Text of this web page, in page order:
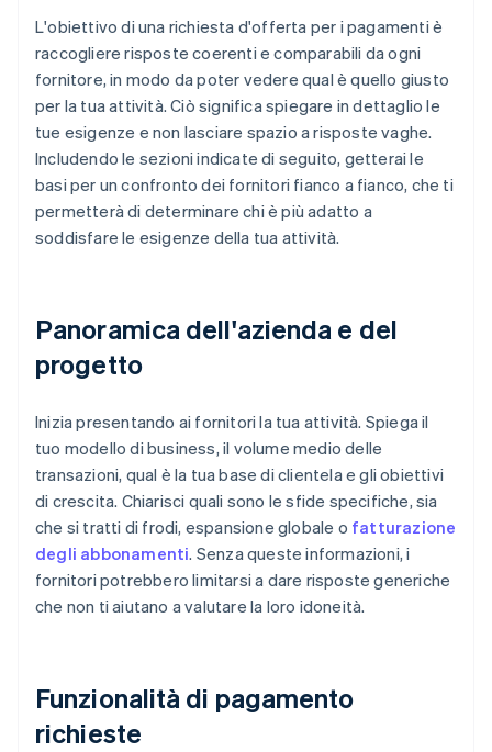
L'obiettivo di una richiesta d'offerta per i pagamenti è
raccogliere risposte coerenti e comparabili da ogni
fornitore, in modo da poter vedere qual è quello giusto
per la tua attività. Ciò significa spiegare in dettaglio le
tue esigenze e non lasciare spazio a risposte vaghe.
Includendo le sezioni indicate di seguito, getterai le
basi per un confronto dei fornitori fianco a fianco, che ti
permetterà di determinare chi è più adatto a
soddisfare le esigenze della tua attività.
Panoramica dell'azienda e del
progetto
Inizia presentando ai fornitori la tua attività. Spiega il
tuo modello di business, il volume medio delle
transazioni, qual è la tua base di clientela e gli obiettivi
di crescita. Chiarisci quali sono le sfide specifiche, sia
che si tratti di frodi, espansione globale o fatturazione
degli abbonamenti. Senza queste informazioni, i
fornitori potrebbero limitarsi a dare risposte generiche
che non ti aiutano a valutare la loro idoneità.
Funzionalità di pagamento
richieste